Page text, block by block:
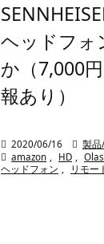
ヘッドフォ
か（7,000
報あり）
 2020/06/16  製品
 amazon , HD ,
ヘッドフォン , リモー